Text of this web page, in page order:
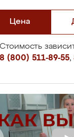
Цена
Стоимость
8 (800) 511-89-55,